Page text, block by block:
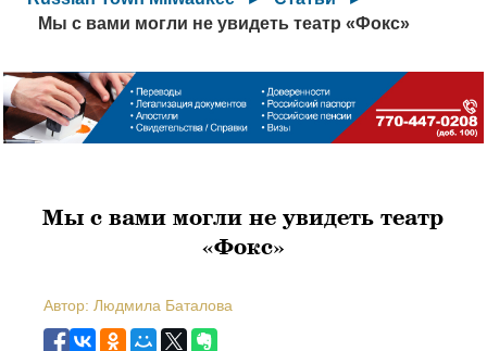
Мы с вами могли не увидеть театр «Фокс»
Мы с вами могли не увидеть театр
«Фокс»
Автор: Людмила Баталова